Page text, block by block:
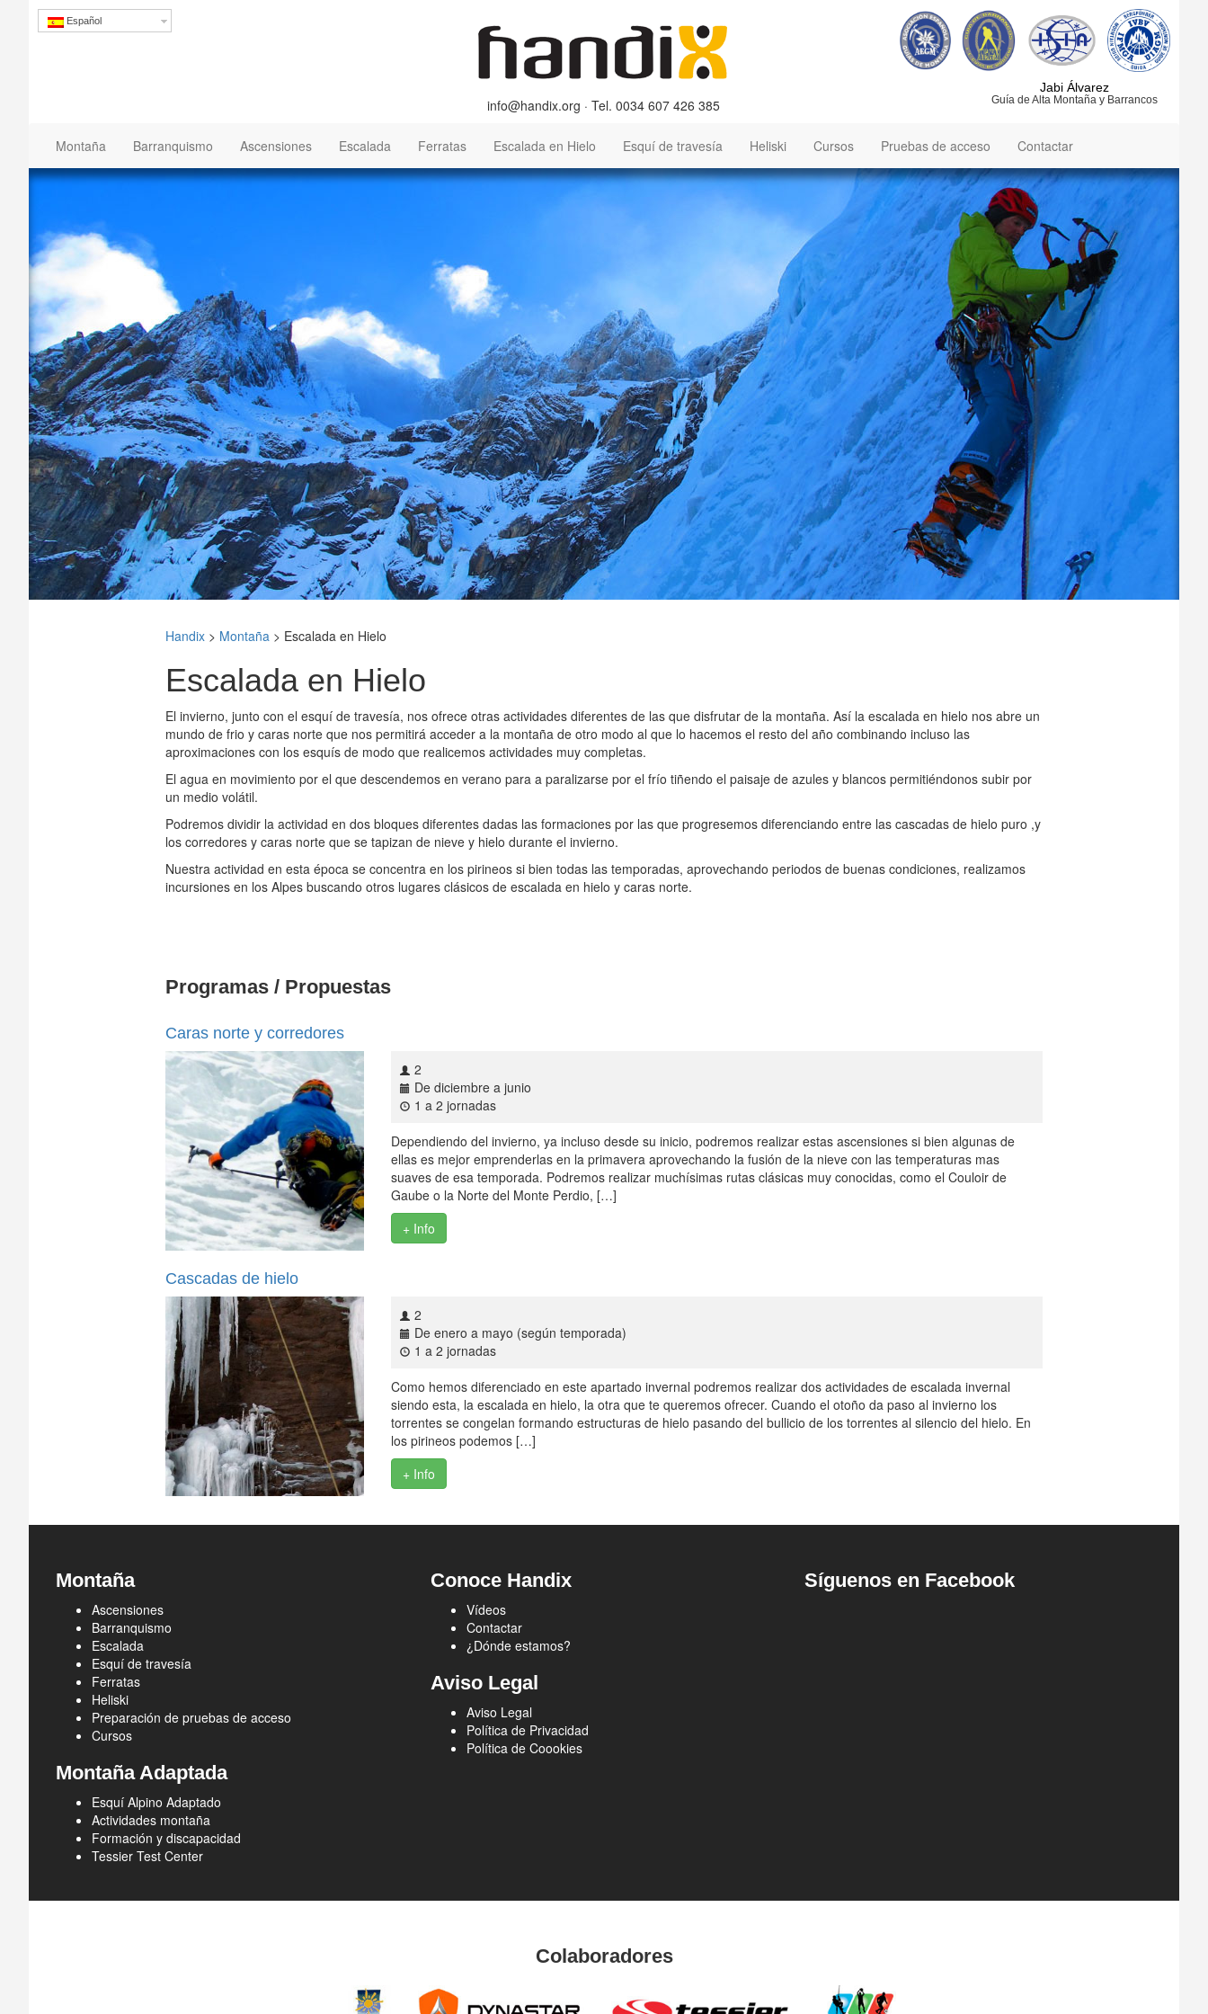
Español
info@handix.org · Tel. 0034 607 426 385
Jabi Álvarez
Guía de Alta Montaña y Barrancos
Montaña Barranquismo Ascensiones Escalada Ferratas Escalada en Hielo Esquí de travesía Heliski Cursos Pruebas de acceso Contactar
Handix> Montaña> Escalada en Hielo
Escalada en Hielo
El invierno, junto con el esquí de travesía, nos ofrece otras actividades diferentes de las que disfrutar de la montaña. Así la escalada en hielo nos abre un
mundo de frio y caras norte que nos permitirá acceder a la montaña de otro modo al que lo hacemos el resto del año combinando incluso las
aproximaciones con los esquís de modo que realicemos actividades muy completas.
El agua en movimiento por el que descendemos en verano para a paralizarse por el frío tiñendo el paisaje de azules y blancos permitiéndonos subir por
un medio volátil.
Podremos dividir la actividad en dos bloques diferentes dadas las formaciones por las que progresemos diferenciando entre las cascadas de hielo puro ,y
los corredores y caras norte que se tapizan de nieve y hielo durante el invierno.
Nuestra actividad en esta época se concentra en los pirineos si bien todas las temporadas, aprovechando periodos de buenas condiciones, realizamos
incursiones en los Alpes buscando otros lugares clásicos de escalada en hielo y caras norte.
Programas / Propuestas
Caras norte y corredores
2
De diciembre a junio
1 a 2 jornadas
Dependiendo del invierno, ya incluso desde su inicio, podremos realizar estas ascensiones si bien algunas de
ellas es mejor emprenderlas en la primavera aprovechando la fusión de la nieve con las temperaturas mas
suaves de esa temporada. Podremos realizar muchísimas rutas clásicas muy conocidas, como el Couloir de
Gaube o la Norte del Monte Perdio, […]
+ Info
Cascadas de hielo
2
De enero a mayo (según temporada)
1 a 2 jornadas
Como hemos diferenciado en este apartado invernal podremos realizar dos actividades de escalada invernal
siendo esta, la escalada en hielo, la otra que te queremos ofrecer. Cuando el otoño da paso al invierno los
torrentes se congelan formando estructuras de hielo pasando del bullicio de los torrentes al silencio del hielo. En
los pirineos podemos […]
+ Info
Montaña
Ascensiones
Barranquismo
Escalada
Esquí de travesía
Ferratas
Heliski
Preparación de pruebas de acceso
Cursos
Montaña Adaptada
Esquí Alpino Adaptado
Actividades montaña
Formación y discapacidad
Tessier Test Center
Conoce Handix
Vídeos
Contactar
¿Dónde estamos?
Aviso Legal
Aviso Legal
Política de Privacidad
Política de Coookies
Síguenos en Facebook
Colaboradores